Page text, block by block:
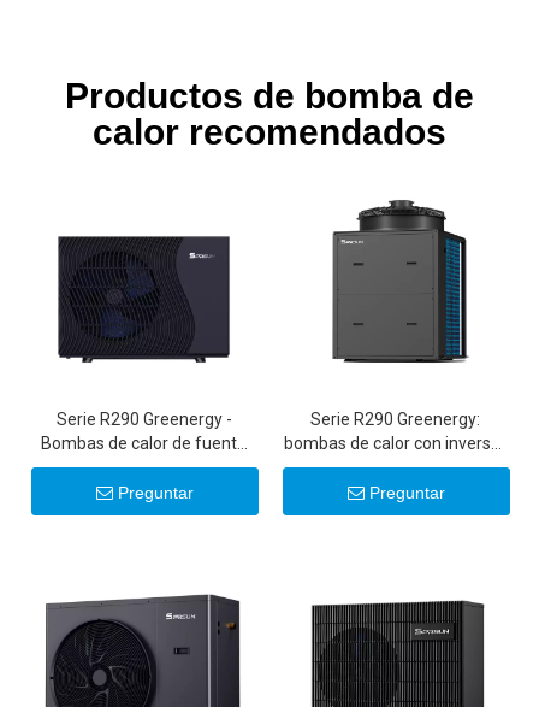
Productos de bomba de
calor recomendados
Serie R290 Greenergy -
Bombas de calor de fuente
de aire con inversor de CC
ultrasilenciosas de 6-22 KW
20 KW 22 KW
Preguntar
Serie R290 Greenergy:
bombas de calor con inversor
comercial de 50 KW/100 KW
Preguntar